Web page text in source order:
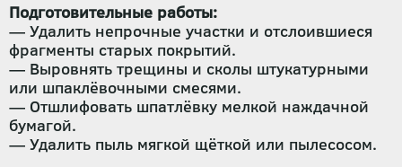
Подготовительные работы:
— Удалить непрочные участки и отслоившиеся
фрагменты старых покрытий.
— Выровнять трещины и сколы штукатурными
или шпаклёвочными смесями.
— Отшлифовать шпатлёвку мелкой наждачной
бумагой.
— Удалить пыль мягкой щёткой или пылесосом.